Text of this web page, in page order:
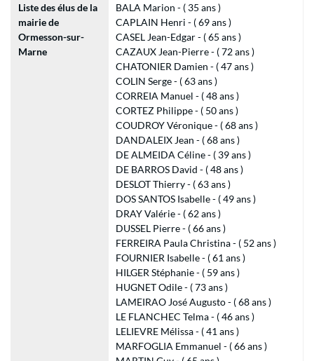
Liste des élus de la
mairie de
Ormesson-sur-
Marne
BALA Marion - ( 35 ans )
CAPLAIN Henri - ( 69 ans )
CASEL Jean-Edgar - ( 65 ans )
CAZAUX Jean-Pierre - ( 72 ans )
CHATONIER Damien - ( 47 ans )
COLIN Serge - ( 63 ans )
CORREIA Manuel - ( 48 ans )
CORTEZ Philippe - ( 50 ans )
COUDROY Véronique - ( 68 ans )
DANDALEIX Jean - ( 68 ans )
DE ALMEIDA Céline - ( 39 ans )
DE BARROS David - ( 48 ans )
DESLOT Thierry - ( 63 ans )
DOS SANTOS Isabelle - ( 49 ans )
DRAY Valérie - ( 62 ans )
DUSSEL Pierre - ( 66 ans )
FERREIRA Paula Christina - ( 52 ans )
FOURNIER Isabelle - ( 61 ans )
HILGER Stéphanie - ( 59 ans )
HUGNET Odile - ( 73 ans )
LAMEIRAO José Augusto - ( 68 ans )
LE FLANCHEC Telma - ( 46 ans )
LELIEVRE Mélissa - ( 41 ans )
MARFOGLIA Emmanuel - ( 66 ans )